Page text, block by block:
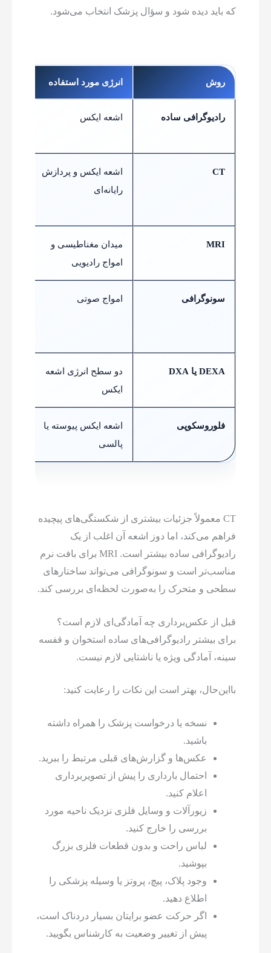
که باید دیده شود و سؤال پزشک انتخاب می‌شود.
روش انرژی مورد استفاده
رادیوگرافی ساده اشعه ایکس
CT
اشعه ایکس و پردازش
رایانه‌ای
MRI
میدان مغناطیسی و
امواج رادیویی
سونوگرافی امواج صوتی
DEXA یا DXA
دو سطح انرژی اشعه
ایکس
فلوروسکوپی
اشعه ایکس پیوسته یا
پالسی
CT معمولاً جزئیات بیشتری از شکستگی‌های پیچیده
فراهم می‌کند، اما دوز اشعه آن اغلب از یک
رادیوگرافی ساده بیشتر است. MRI برای بافت نرم
مناسب‌تر است و سونوگرافی می‌تواند ساختارهای
سطحی و متحرک را به‌صورت لحظه‌ای بررسی کند.
قبل از عکس‌برداری چه آمادگی‌ای لازم است؟
برای بیشتر رادیوگرافی‌های ساده استخوان و قفسه
سینه، آمادگی ویژه یا ناشتایی لازم نیست.
بااین‌حال، بهتر است این نکات را رعایت کنید:
نسخه یا درخواست پزشک را همراه داشته
باشید.
عکس‌ها و گزارش‌های قبلی مرتبط را ببرید.
احتمال بارداری را پیش از تصویربرداری
اعلام کنید.
زیورآلات و وسایل فلزی نزدیک ناحیه مورد
بررسی را خارج کنید.
لباس راحت و بدون قطعات فلزی بزرگ
بپوشید.
وجود پلاک، پیچ، پروتز یا وسیله پزشکی را
اطلاع دهید.
اگر حرکت عضو برایتان بسیار دردناک است،
پیش از تغییر وضعیت به کارشناس بگویید.